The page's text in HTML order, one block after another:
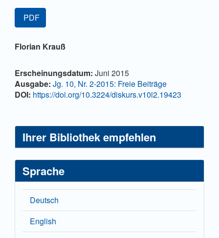
Artikel-
Sidebar
PDF
Hauptsächlicher
Florian Krauß
Artikel-
Details
Erscheinungsdatum: Juni 2015
Ausgabe: Jg. 10, Nr. 2-2015: Freie Beiträge
DOI: https://doi.org/10.3224/diskurs.v10i2.19423
Ihrer Bibliothek empfehlen
Sprache
Deutsch
English